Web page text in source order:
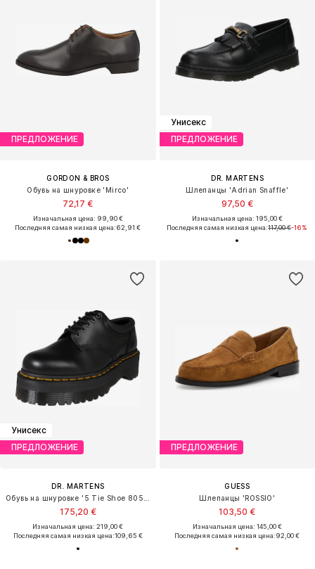
ПРЕДЛОЖЕНИЕ
GORDON & BROS
Обувь на шнуровке 'Mirco'
72,17 €
Изначальная цена: 99,90 €
Последняя самая низкая цена:62,91 €
Унисекс
ПРЕДЛОЖЕНИЕ
DR. MARTENS
Шлепанцы 'Adrian Snaffle'
97,50 €
Изначальная цена: 195,00 €
Последняя самая низкая цена:117,00 €-16%
Унисекс
ПРЕДЛОЖЕНИЕ
DR. MARTENS
175,20 €
Изначальная цена: 219,00 €
Последняя самая низкая цена:109,65 €
ПРЕДЛОЖЕНИЕ
GUESS
Шлепанцы 'ROSSIO'
103,50 €
Изначальная цена: 145,00 €
Последняя самая низкая цена:92,00 €